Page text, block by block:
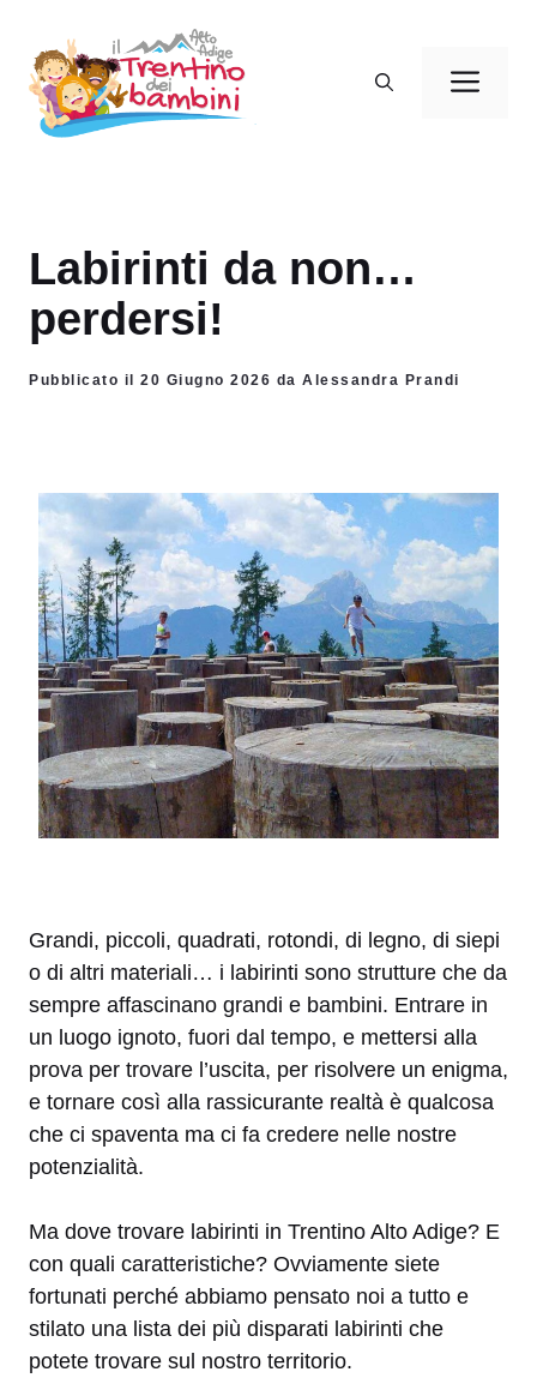
contenuto
Labirinti da non…
perdersi!
Pubblicato il 20 Giugno 2026 da Alessandra Prandi
Grandi, piccoli, quadrati, rotondi, di legno, di siepi
o di altri materiali… i labirinti sono strutture che da
sempre affascinano grandi e bambini. Entrare in
un luogo ignoto, fuori dal tempo, e mettersi alla
prova per trovare l’uscita, per risolvere un enigma,
e tornare così alla rassicurante realtà è qualcosa
che ci spaventa ma ci fa credere nelle nostre
potenzialità.
Ma dove trovare labirinti in Trentino Alto Adige? E
con quali caratteristiche? Ovviamente siete
fortunati perché abbiamo pensato noi a tutto e
stilato una lista dei più disparati labirinti che
potete trovare sul nostro territorio.